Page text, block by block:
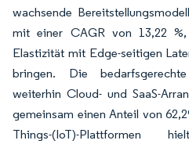
wachsende
mit einer CAGR von 13,22
Elastizität mit Edge-seitigen
bringen. Die
weiterhin Cloud- und SaaS-
gemeinsam einen Anteil von
Things-(IoT)-Plattformen